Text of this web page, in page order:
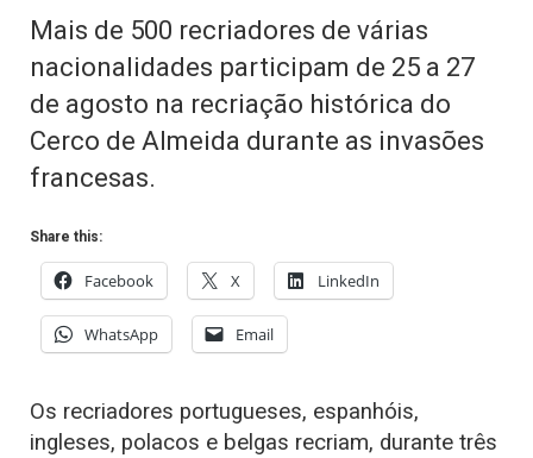
Mais de 500 recriadores de várias
nacionalidades participam de 25 a 27
de agosto na recriação histórica do
Cerco de Almeida durante as invasões
francesas.
Share this:
Facebook X LinkedIn
WhatsApp Email
Os recriadores portugueses, espanhóis,
ingleses, polacos e belgas recriam, durante três